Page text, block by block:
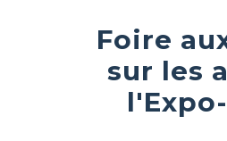
Foire
sur les